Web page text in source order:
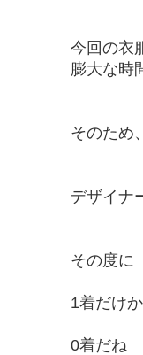
今回の衣
膨大な時
そのため
デザイナ
その度に
1着だけ
0着だね